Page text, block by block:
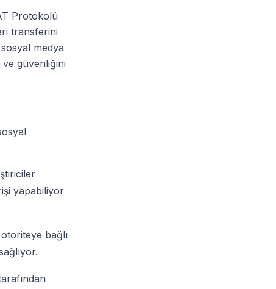
Protokolü
transferini
medya
ve güvenliğini
yapabiliyor
bağlı